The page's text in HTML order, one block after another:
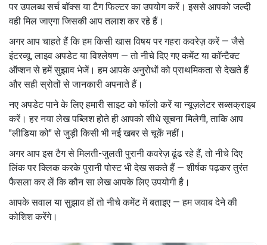
पर उपलब्ध सर्च बॉक्स या टैग फिल्टर का उपयोग करें। इससे आपको जल्दी
वही मिल जाएगा जिसकी आप तलाश कर रहे हैं।
अगर आप चाहते हैं कि हम किसी खास विषय पर गहरा कवरेज़ करें — जैसे
इंटरव्यू, लाइव अपडेट या विश्लेषण — तो नीचे दिए गए कमेंट या कॉन्टैक्ट
ऑप्शन से हमें सुझाव भेजें। हम आपके अनुरोधों को प्राथमिकता से देखते हैं
और सही स्रोतों से जानकारी अपनाते हैं।
नए अपडेट पाने के लिए हमारी साइट को फॉलो करें या न्यूज़लेटर सब्सक्राइब
करें। हर नया लेख पब्लिश होते ही आपको सीधे सूचना मिलेगी, ताकि आप
"लीडिया को" से जुड़ी किसी भी नई खबर से चूकें नहीं।
अगर आप इस टैग से मिलती-जुलती पुरानी कवरेज़ ढूंढ रहे हैं, तो नीचे दिए
लिंक पर क्लिक करके पुरानी पोस्ट भी देख सकते हैं — शीर्षक पढ़कर तुरंत
फैसला कर लें कि कौन सा लेख आपके लिए उपयोगी है।
आपके सवाल या सुझाव हों तो नीचे कमेंट में बताइए — हम जवाब देने की
कोशिश करेंगे।